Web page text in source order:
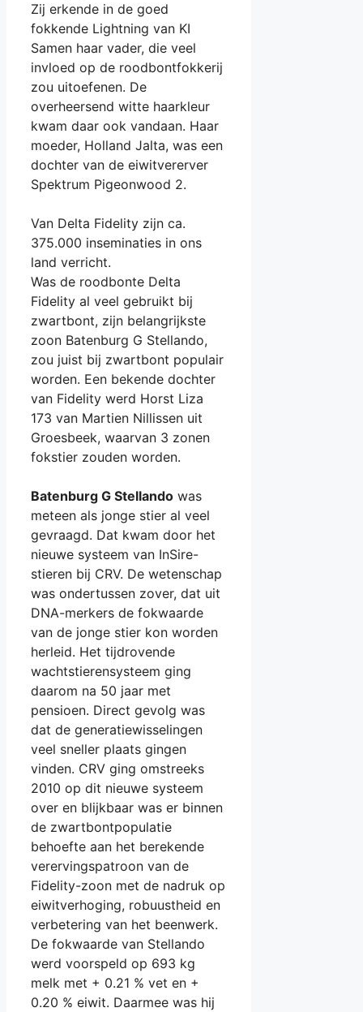
Zij erkende in de goed
fokkende Lightning van KI
Samen haar vader, die veel
invloed op de roodbontfokkerij
zou uitoefenen. De
overheersend witte haarkleur
kwam daar ook vandaan. Haar
moeder, Holland Jalta, was een
dochter van de eiwitvererver
Spektrum Pigeonwood 2.
Van Delta Fidelity zijn ca.
375.000 inseminaties in ons
land verricht.
Was de roodbonte Delta
Fidelity al veel gebruikt bij
zwartbont, zijn belangrijkste
zoon Batenburg G Stellando,
zou juist bij zwartbont populair
worden. Een bekende dochter
van Fidelity werd Horst Liza
173 van Martien Nillissen uit
Groesbeek, waarvan 3 zonen
fokstier zouden worden.
Batenburg G Stellando was
meteen als jonge stier al veel
gevraagd. Dat kwam door het
nieuwe systeem van InSire-
stieren bij CRV. De wetenschap
was ondertussen zover, dat uit
DNA-merkers de fokwaarde
van de jonge stier kon worden
herleid. Het tijdrovende
wachtstierensysteem ging
daarom na 50 jaar met
pensioen. Direct gevolg was
dat de generatiewisselingen
veel sneller plaats gingen
vinden. CRV ging omstreeks
2010 op dit nieuwe systeem
over en blijkbaar was er binnen
de zwartbontpopulatie
behoefte aan het berekende
verervingspatroon van de
Fidelity-zoon met de nadruk op
eiwitverhoging, robuustheid en
verbetering van het beenwerk.
De fokwaarde van Stellando
werd voorspeld op 693 kg
melk met + 0.21 % vet en +
0.20 % eiwit. Daarmee was hij